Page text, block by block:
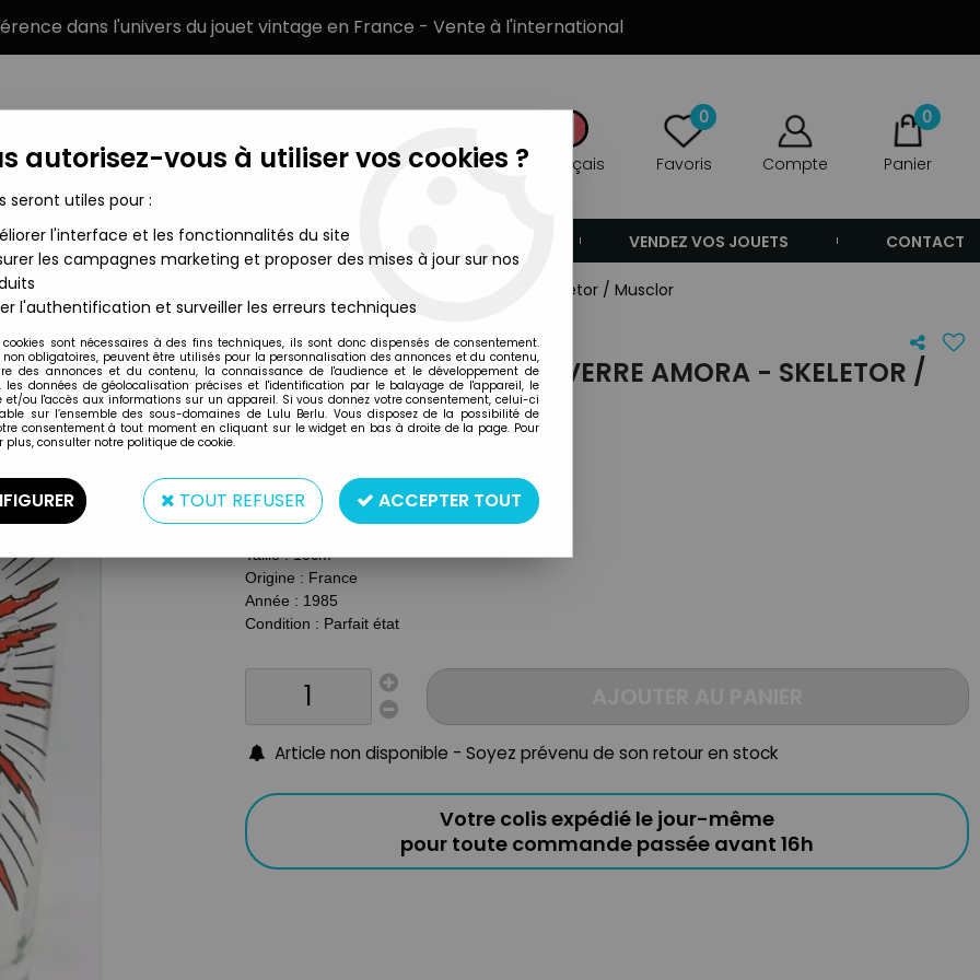
dans l'univers du jouet vintage en France - Vente à l'international
Français
0
Favoris Compte
0
Panier
MARQUES TYPE DE PRODUIT VENDEZ VOS JOUETS CONTACT
de l'Univers Produits dérivés Maîtres de l'univers - Verre Amora - Skeletor / Musclor
Amora
MAÎTRES DE L'UNIVERS - VERRE AMORA - SKELETOR /
MUSCLOR
Type : Verre à moutarde
Taille : 10cm
Origine : France
Année : 1985
Condition : Parfait état
Article non disponible - Soyez prévenu de son retour en stock
Votre colis expédié le jour-même
pour toute commande passée avant 16h
autorisez-vous à utiliser vos cookies ?
seront utiles pour :
l'interface et les fonctionnalités du site
les campagnes marketing et proposer des mises à jour sur nos
l'authentification et surveiller les erreurs techniques
cookies sont nécessaires à des fins techniques, ils sont donc dispensés de consentement.
non obligatoires, peuvent être utilisés pour la personnalisation des annonces et du contenu,
des annonces et du contenu, la connaissance de l'audience et le développement de
les données de géolocalisation précises et l'identification par le balayage de l'appareil, le
et/ou l'accès aux informations sur un appareil. Si vous donnez votre consentement, celui-ci
sur l’ensemble des sous-domaines de Lulu Berlu. Vous disposez de la possibilité de
consentement à tout moment en cliquant sur le widget en bas à droite de la page. Pour
plus, consulter notre politique de cookie.
TOUT REFUSER ACCEPTER TOUT